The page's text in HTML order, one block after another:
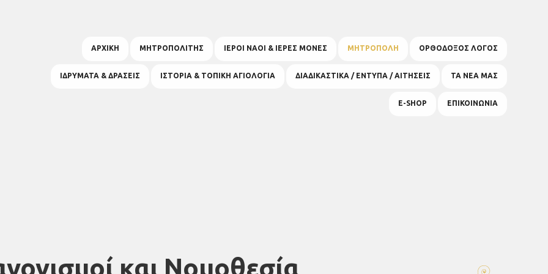
ΑΡΧΙΚΗ ΜΗΤΡΟΠΟΛΙΤΗΣ ΙΕΡΟΙ ΝΑΟΙ & ΙΕΡΕΣ ΜΟΝΕΣ ΜΗΤΡΟΠΟΛΗ ΟΡΘΟΔΟΞΟΣ ΛΟΓΟΣ
ΙΔΡΥΜΑΤΑ & ΔΡΑΣΕΙΣ ΙΣΤΟΡΙΑ & ΤΟΠΙΚΗ ΑΓΙΟΛΟΓΙΑ ΔΙΑΔΙΚΑΣΤΙΚΑ / ΕΝΤΥΠΑ / ΑΙΤΗΣΕΙΣ ΤΑ ΝΕΑ ΜΑΣ
E-SHOP ΕΠΙΚΟΙΝΩΝΙΑ
και Νομοθεσία